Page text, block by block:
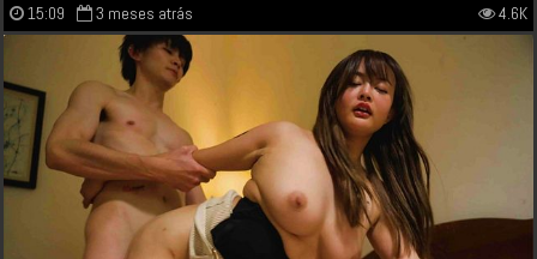
15:09 3 meses atrás 4.6K